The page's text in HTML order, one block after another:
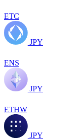
ETC
JPY
ENS
JPY
ETHW
JPY